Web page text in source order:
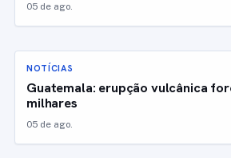
05 de ago.
NOTÍCIAS
Guatemala: erupção vulcânica
milhares
05 de ago.